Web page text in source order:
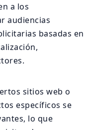
a los
audiencias
basadas en
sitios web o
específicos se
lo que